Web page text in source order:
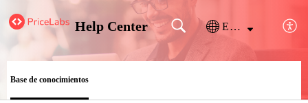
Help Center Español (España)
Base de conocimientos